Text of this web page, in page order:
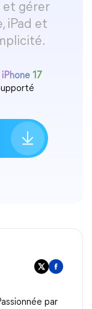
et gérer
iPad et
iPhone 17
par